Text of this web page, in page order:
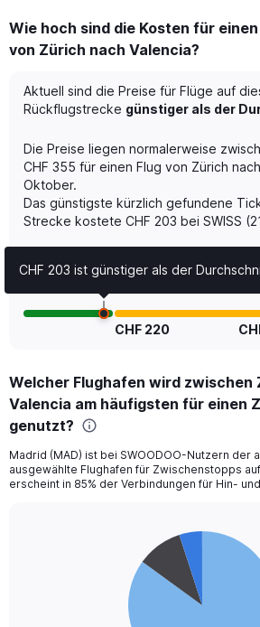
Range:
6
The
chart
has
Y
axis
displaying
Number
of
0
to
7.5.
Wie hoch sind die Kosten für
von Zürich nach Valencia?
Aktuell sind die Preise für Flüge auf
Rückflugstrecke günstiger als der
Die Preise liegen normalerweise
CHF 355 für einen Flug von Zürich
Oktober.
Das günstigste kürzlich gefundene
Strecke kostete CHF 203 bei SWISS
CHF 220
Welcher Flughafen wird zwischen
Valencia am häufigsten für einen
genutzt?
Madrid (MAD) ist bei SWOODOO-Nutzern der
ausgewählte Flughafen für Zwischenstopps
erscheint in 85% der Verbindungen für Hin-
CHF 203 ist günstiger als der